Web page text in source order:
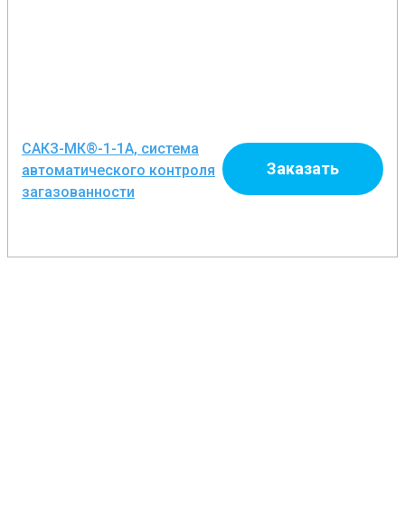
САКЗ-МК®-1-1А, система
автоматического контроля
загазованности
Заказать